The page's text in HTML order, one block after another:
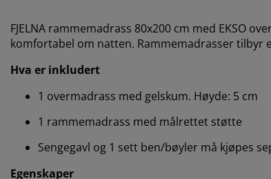
FJELNA rammemadrass 80x200 cm med EKSO
komfortabel om natten. Rammemadrasser tilbyr
Hva er inkludert
1 overmadrass med gelskum. Høyde: 5 cm
1 rammemadrass med målrettet støtte
Sengegavl og 1 sett ben/bøyler må kjøpes
Egenskaper